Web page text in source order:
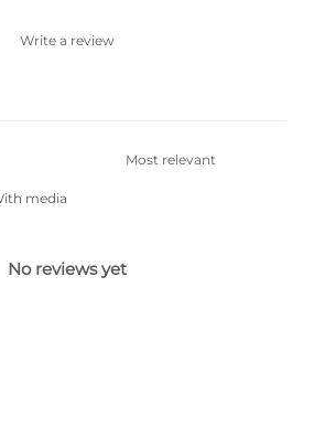
Write a review
media
No reviews yet